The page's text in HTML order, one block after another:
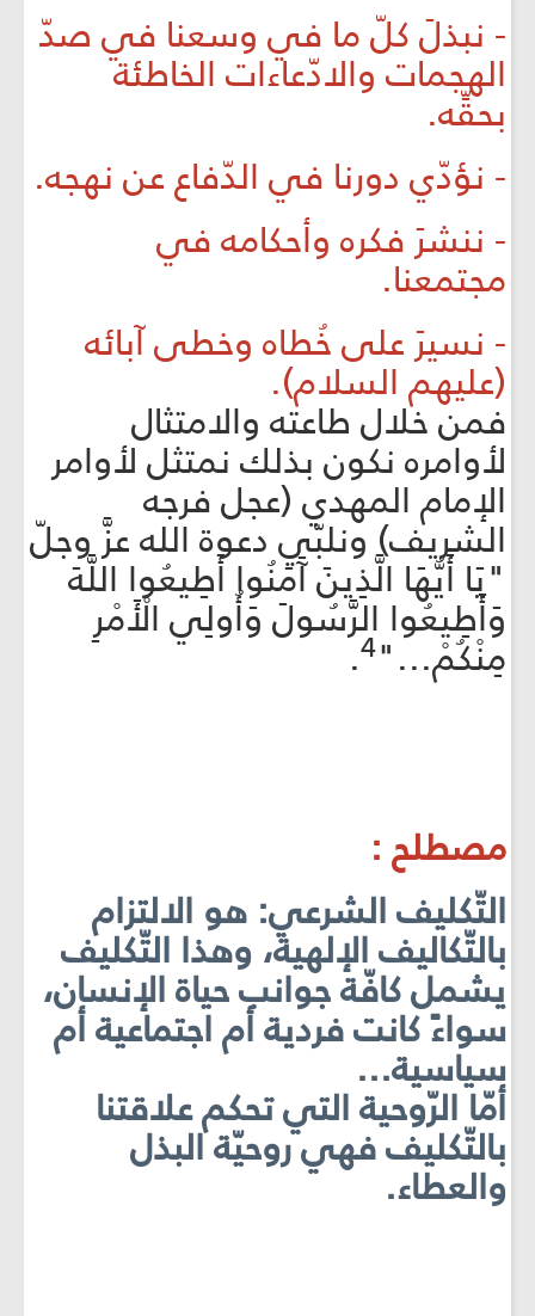
- نبذلَ كلّ ما في وسعنا في صدّ
الهجمات والادّعاءات الخاطئة
بحقِّه.
- نؤدّي دورنا في الدّفاع عن نهجه.
- ننشرَ فكره وأحكامه في
مجتمعنا.
- نسيرَ على خُطاه وخطى آبائه
(عليهم السلام).
فمن خلال طاعته والامتثال
لأوامره نكون بذلك نمتثل لأوامر
الإمام المهدي (عجل فرجه
الشريف) ونلبّي دعوة الله عزَّ وجلّ
"يَا أَيُّهَا الَّذِينَ آَمَنُوا أَطِيعُوا اللَّهَ
وَأَطِيعُوا الرَّسُولَ وَأُولِي الْأَمْرِ
مِنْكُمْ..."4
.
مصطلح :
التّكليف الشرعي: هو الالتزام
بالتّكاليف الإلهية، وهذا التّكليف
يشمل كافّة جوانب حياة الإنسان،
سواءً كانت فردية أم اجتماعية أم
سياسية...
أمّا الرّوحية التي تحكم علاقتنا
بالتّكليف فهي روحيّة البذل
والعطاء.